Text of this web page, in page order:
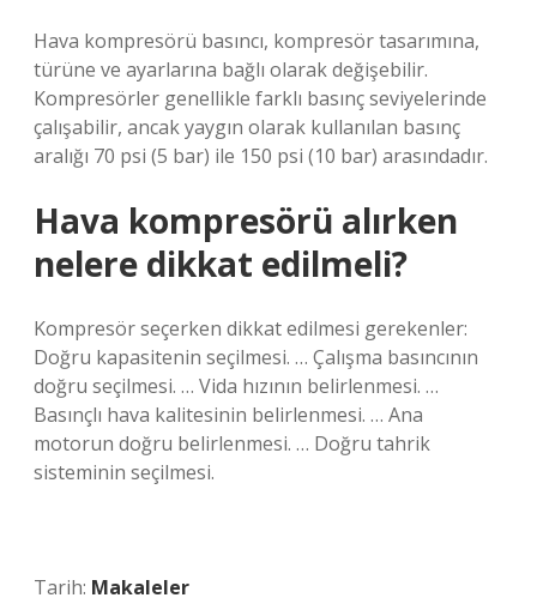
Hava kompresörü basıncı, kompresör tasarımına,
türüne ve ayarlarına bağlı olarak değişebilir.
Kompresörler genellikle farklı basınç seviyelerinde
çalışabilir, ancak yaygın olarak kullanılan basınç
aralığı 70 psi (5 bar) ile 150 psi (10 bar) arasındadır.
Hava kompresörü alırken
nelere dikkat edilmeli?
Kompresör seçerken dikkat edilmesi gerekenler:
Doğru kapasitenin seçilmesi. … Çalışma basıncının
doğru seçilmesi. … Vida hızının belirlenmesi. …
Basınçlı hava kalitesinin belirlenmesi. … Ana
motorun doğru belirlenmesi. … Doğru tahrik
sisteminin seçilmesi.
Tarih: Makaleler